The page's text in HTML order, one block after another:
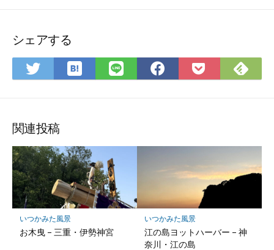
シェアする
Twitter
で
ア
は
て
ク
マ
ー
ク
に
保
存
LINE
で
Facebook
で
Pocket
に
で
関連投稿
いつかみた風景
お木曳 – 三重・伊勢神宮
いつかみた風景
江の島ヨットハーバー – 神
奈川・江の島